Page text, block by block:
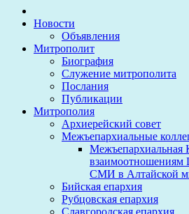
Новости
Объявления
Митрополит
Биография
Служение митрополита
Послания
Публикации
Митрополия
Архиерейский совет
Межъепархиальные
Межъепархиальная
взаимоотношениям
СМИ в Алтайской
Бийская епархия
Рубцовская епархия
Славгородская епархия